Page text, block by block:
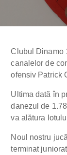
Clubul Dinamo
canalelor de
ofensiv Patrick
Ultima dată în
danezul de
va alătura
Noul nostru
terminat